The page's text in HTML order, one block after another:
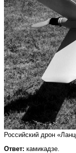
Российский дрон
Ответ: камикадзе.